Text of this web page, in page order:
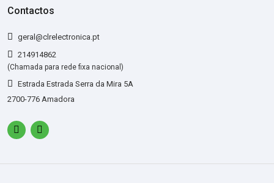
Contactos
geral@clrelectronica.pt
214914862
(Chamada para rede fixa nacional)
Estrada Estrada Serra da Mira 5A
2700-776 Amadora